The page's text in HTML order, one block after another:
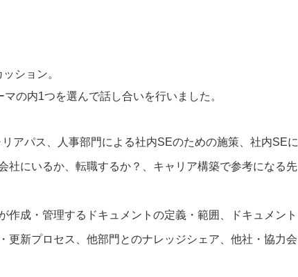
ション。
の内1つを選んで話し合いを行いました。
アパス、人事部門による社内SEのための施策、社内SEに
社にいるか、転職するか？、キャリア構築で参考になる先
作成・管理するドキュメントの定義・範囲、ドキュメント
更新プロセス、他部門とのナレッジシェア、他社・協力会